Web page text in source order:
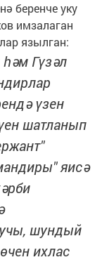
беренче уку
имзалаган
язылган:
Гүзәл
үзен
шатланып
яисә
шундый
ихлас